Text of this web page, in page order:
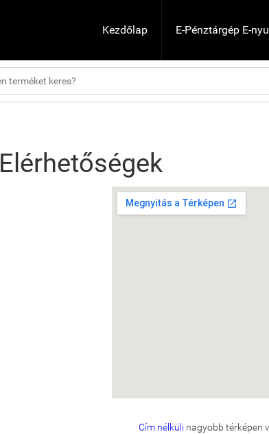
Kezdőlap E-Pénztárgép E-
Elérhetőségek
Cím nélküli nagyobb térképen